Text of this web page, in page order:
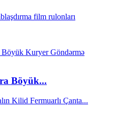
film rulonları
Böyük...